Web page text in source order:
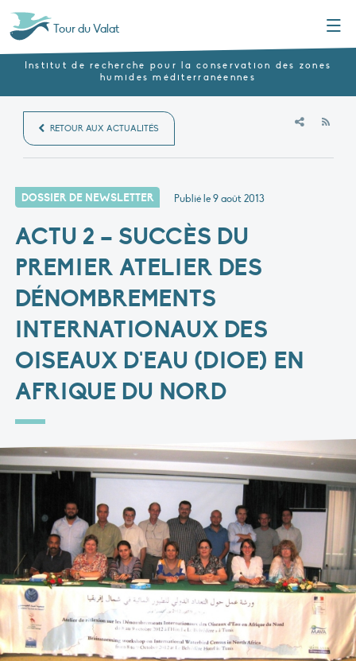
Tour du Valat
Institut de recherche pour la conservation des zones
humides méditerranéennes
RETOUR AUX ACTUALITÉS
DOSSIER DE NEWSLETTER Publié le9 août 2013
ACTU 2 – SUCCÈS DU
PREMIER ATELIER DES
DÉNOMBREMENTS
INTERNATIONAUX DES
OISEAUX D'EAU (DIOE) EN
AFRIQUE DU NORD